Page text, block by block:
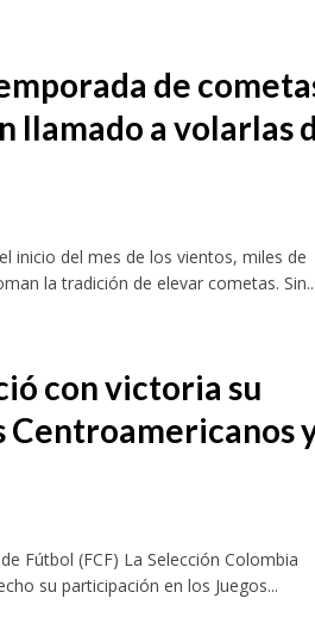
estrategia comercial con nuevo
de
llamado a volarlas
inicio del mes de los vientos, miles de
la tradición de elevar cometas. Sin...
con victoria su
Centroamericanos
Fútbol (FCF) La Selección Colombia
su participación en los Juegos...